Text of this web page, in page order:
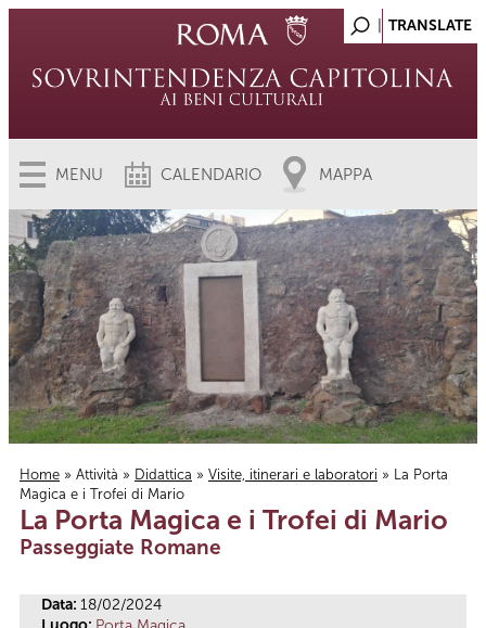
MENU CALENDARIO MAPPA
Tu sei qui
Home » Attività » Didattica » Visite, itinerari e laboratori » La Porta
Magica e i Trofei di Mario
La Porta Magica e i Trofei di Mario
Passeggiate Romane
Data: 18/02/2024